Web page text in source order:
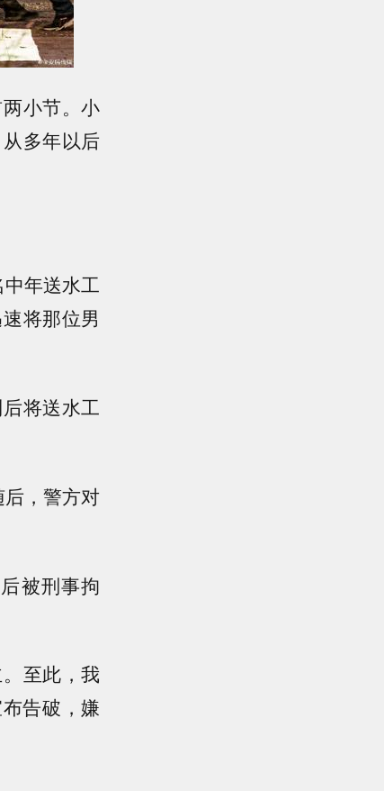
小节。小
多年以后
年送水工
将那位男
将送水工
，警方对
被刑事拘
至此，我
告破，嫌